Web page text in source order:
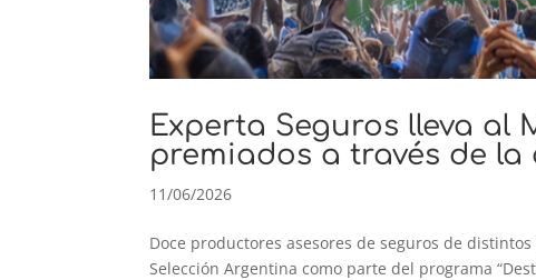
Experta Seguros lleva al
premiados a través de la
11/06/2026
Doce productores asesores de seguros de
Selección Argentina como parte del programa